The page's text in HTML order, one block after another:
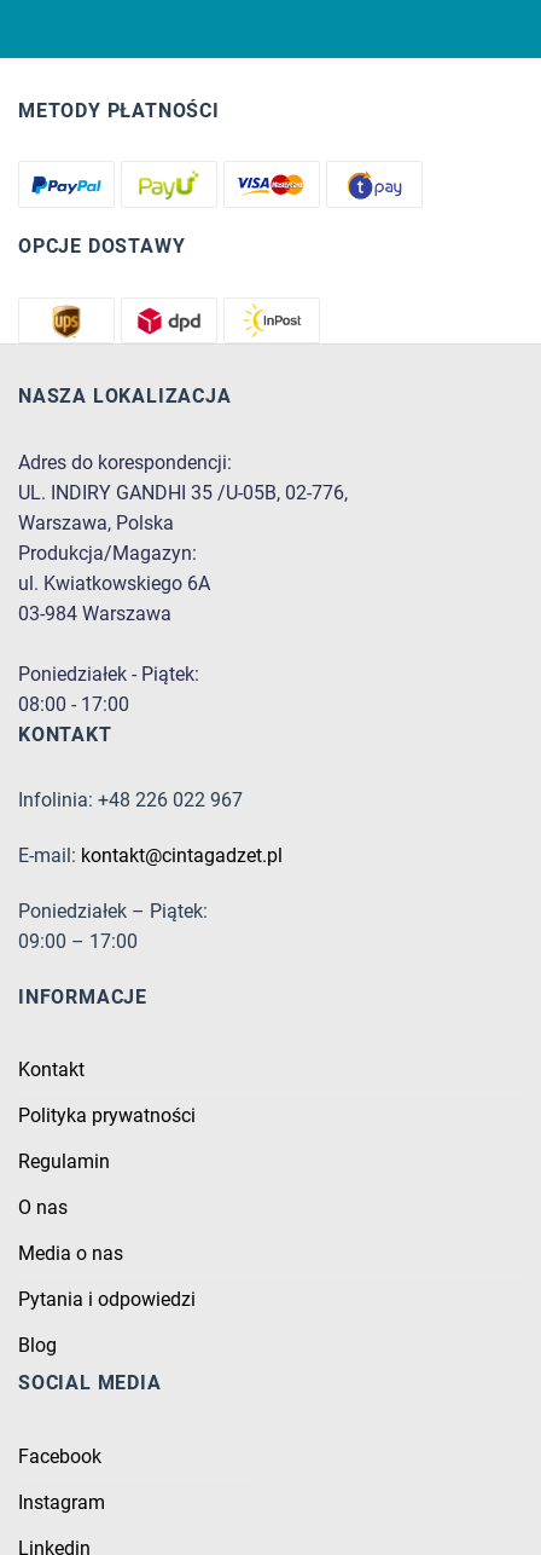
METODY PŁATNOŚCI
OPCJE DOSTAWY
NASZA LOKALIZACJA
Adres do korespondencji:
UL. INDIRY GANDHI 35 /U-05B, 02-776,
Warszawa, Polska
Produkcja/Magazyn:
ul. Kwiatkowskiego 6A
03-984 Warszawa
Poniedziałek - Piątek:
08:00 - 17:00
KONTAKT
Infolinia: +48 226 022 967
E-mail: kontakt@cintagadzet.pl
Poniedziałek – Piątek:
09:00 – 17:00
INFORMACJE
Kontakt
Polityka prywatności
Regulamin
O nas
Media o nas
Pytania i odpowiedzi
Blog
SOCIAL MEDIA
Facebook
Instagram
Linkedin